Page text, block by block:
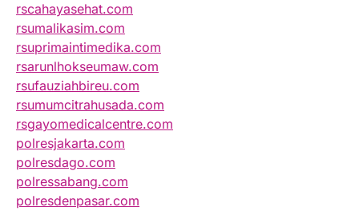
rscahayasehat.com
rsumalikasim.com
rsuprimaintimedika.com
rsarunlhokseumaw.com
rsufauziahbireu.com
rsumumcitrahusada.com
rsgayomedicalcentre.com
polresjakarta.com
polresdago.com
polressabang.com
polresdenpasar.com